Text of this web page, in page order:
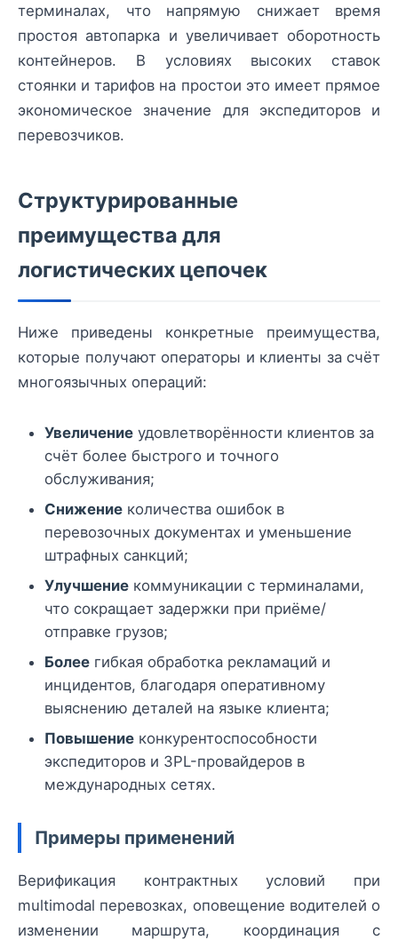
терминалах, что напрямую снижает время
простоя автопарка и увеличивает оборотность
контейнеров. В условиях высоких ставок
стоянки и тарифов на простои это имеет прямое
экономическое значение для экспедиторов и
перевозчиков.
Структурированные
преимущества для
логистических цепочек
Ниже приведены конкретные преимущества,
которые получают операторы и клиенты за счёт
многоязычных операций:
Увеличение удовлетворённости клиентов за
счёт более быстрого и точного
обслуживания;
Снижение количества ошибок в
перевозочных документах и уменьшение
штрафных санкций;
Улучшение коммуникации с терминалами,
что сокращает задержки при приёме/
отправке грузов;
Более гибкая обработка рекламаций и
инцидентов, благодаря оперативному
выяснению деталей на языке клиента;
Повышение конкурентоспособности
экспедиторов и 3PL-провайдеров в
международных сетях.
Примеры применений
Верификация контрактных условий при
multimodal перевозках, оповещение водителей о
изменении маршрута, координация с